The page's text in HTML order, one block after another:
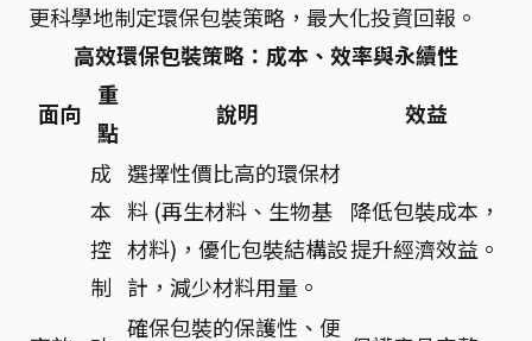
更科學地制定環保包裝策略，最大化投資回報。
高效環保包裝策略：成本、效率與永續性
面向
重
點
說明 效益
成
本
控
制
選擇性價比高的環保材
料 (再生材料、生物基
材料)，優化包裝結構設
計，減少材料用量。
降低包裝成本，
提升經濟效益。
確保包裝的保護性、便